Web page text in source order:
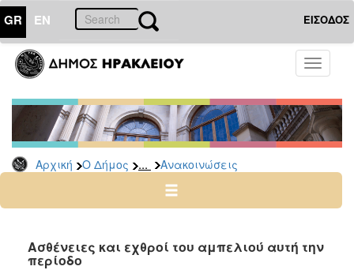
GR EN ΕΙΣΟΔΟΣ
Toggle
Αρχική Ο Δήμος ... Ανακοινώσεις
ΔΗΜΟΣ
Υπηρεσίες
&
Φορείς
Δημοτικές
Υπηρεσίες
Ηλεκτρονική
Διακυβέρνηση
Ασθένειες και εχθροί του αμπελιού αυτή την
περίοδο